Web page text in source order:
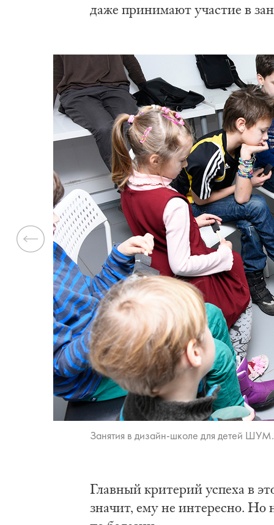
даже принимают участие в
Занятия в дизайн-школе для детей
Главный критерий успеха в
значит, ему не интересно.